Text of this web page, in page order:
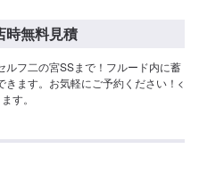
時無料見積
ルフ二の宮SSまで！フルード内に蓄
ます。お気軽にご予約ください！<
す。